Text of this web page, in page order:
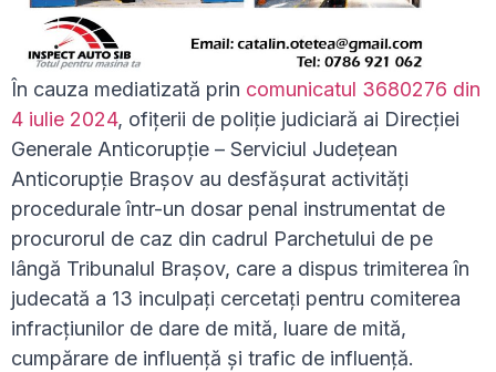
În cauza mediatizată prin comunicatul 3680276 din
4 iulie 2024, ofițerii de poliție judiciară ai Direcției
Generale Anticorupție – Serviciul Județean
Anticorupție Brașov au desfășurat activități
procedurale într-un dosar penal instrumentat de
procurorul de caz din cadrul Parchetului de pe
lângă Tribunalul Brașov, care a dispus trimiterea în
judecată a 13 inculpați cercetați pentru comiterea
infracțiunilor de dare de mită, luare de mită,
cumpărare de influență și trafic de influență.